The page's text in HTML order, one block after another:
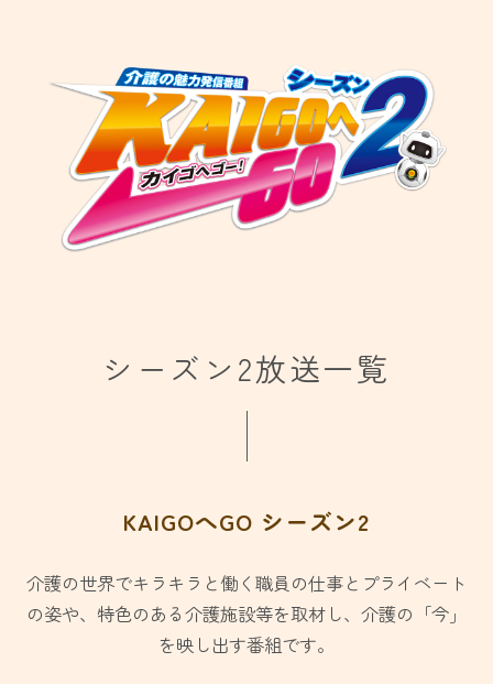
シーズン2放送一覧
KAIGOへGO シーズン2
介護の世界でキラキラと働く職員の仕事とプライベート
の姿や、 特色のある介護施設等を取材し、介護の「今」
を映し出す番組です。